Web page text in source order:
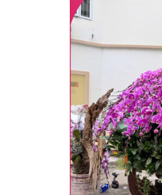
Lưu ý
• Về
khác
nhiều, nở
• Về kiểu
nếu có
loại hoa